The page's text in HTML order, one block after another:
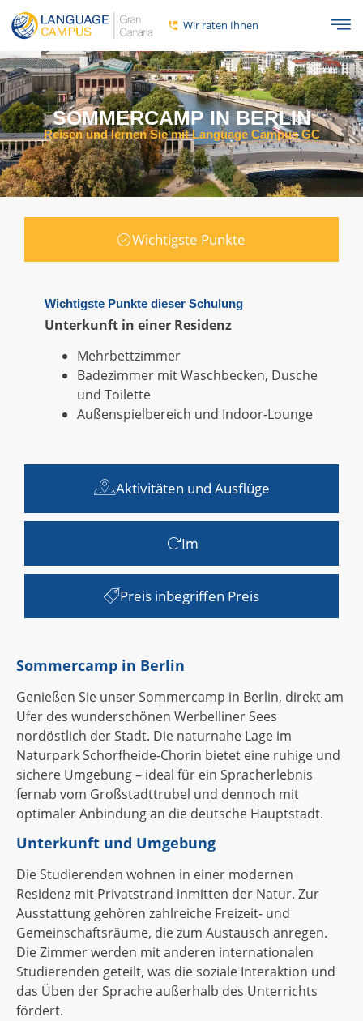
Wir raten Ihnen
SOMMERCAMP IN BERLIN
Reisen und lernen Sie mit Language Campus GC
Wichtigste Punkte
Aktivitäten und Ausflüge
Im
Preis inbegriffen Preis
Wichtigste Punkte dieser Schulung
Unterkunft in einer Residenz
Mehrbettzimmer
Badezimmer mit Waschbecken, Dusche
und Toilette
Außenspielbereich und Indoor-Lounge
Sommercamp in Berlin
Genießen Sie unser Sommercamp in Berlin, direkt am
Ufer des wunderschönen Werbelliner Sees
nordöstlich der Stadt. Die naturnahe Lage im
Naturpark Schorfheide-Chorin bietet eine ruhige und
sichere Umgebung – ideal für ein Spracherlebnis
fernab vom Großstadttrubel und dennoch mit
optimaler Anbindung an die deutsche Hauptstadt.
Unterkunft und Umgebung
Die Studierenden wohnen in einer modernen
Residenz mit Privatstrand inmitten der Natur. Zur
Ausstattung gehören zahlreiche Freizeit- und
Gemeinschaftsräume, die zum Austausch anregen.
Die Zimmer werden mit anderen internationalen
Studierenden geteilt, was die soziale Interaktion und
das Üben der Sprache außerhalb des Unterrichts
fördert.